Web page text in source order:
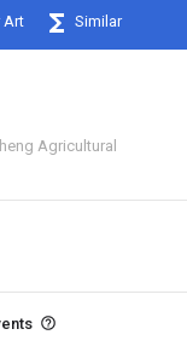
Art Similar
Agricultural